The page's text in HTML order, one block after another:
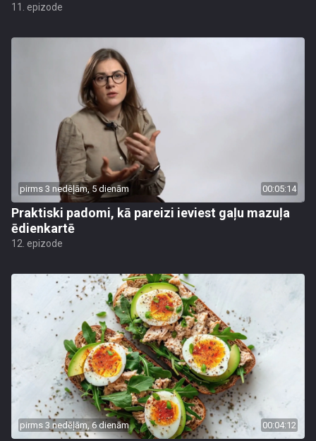
11. epizode
pirms 3 nedēļām, 5 dienām 00:05:14
Praktiski padomi, kā pareizi ieviest gaļu mazuļa
ēdienkartē
12. epizode
pirms 3 nedēļām, 6 dienām 00:04:12